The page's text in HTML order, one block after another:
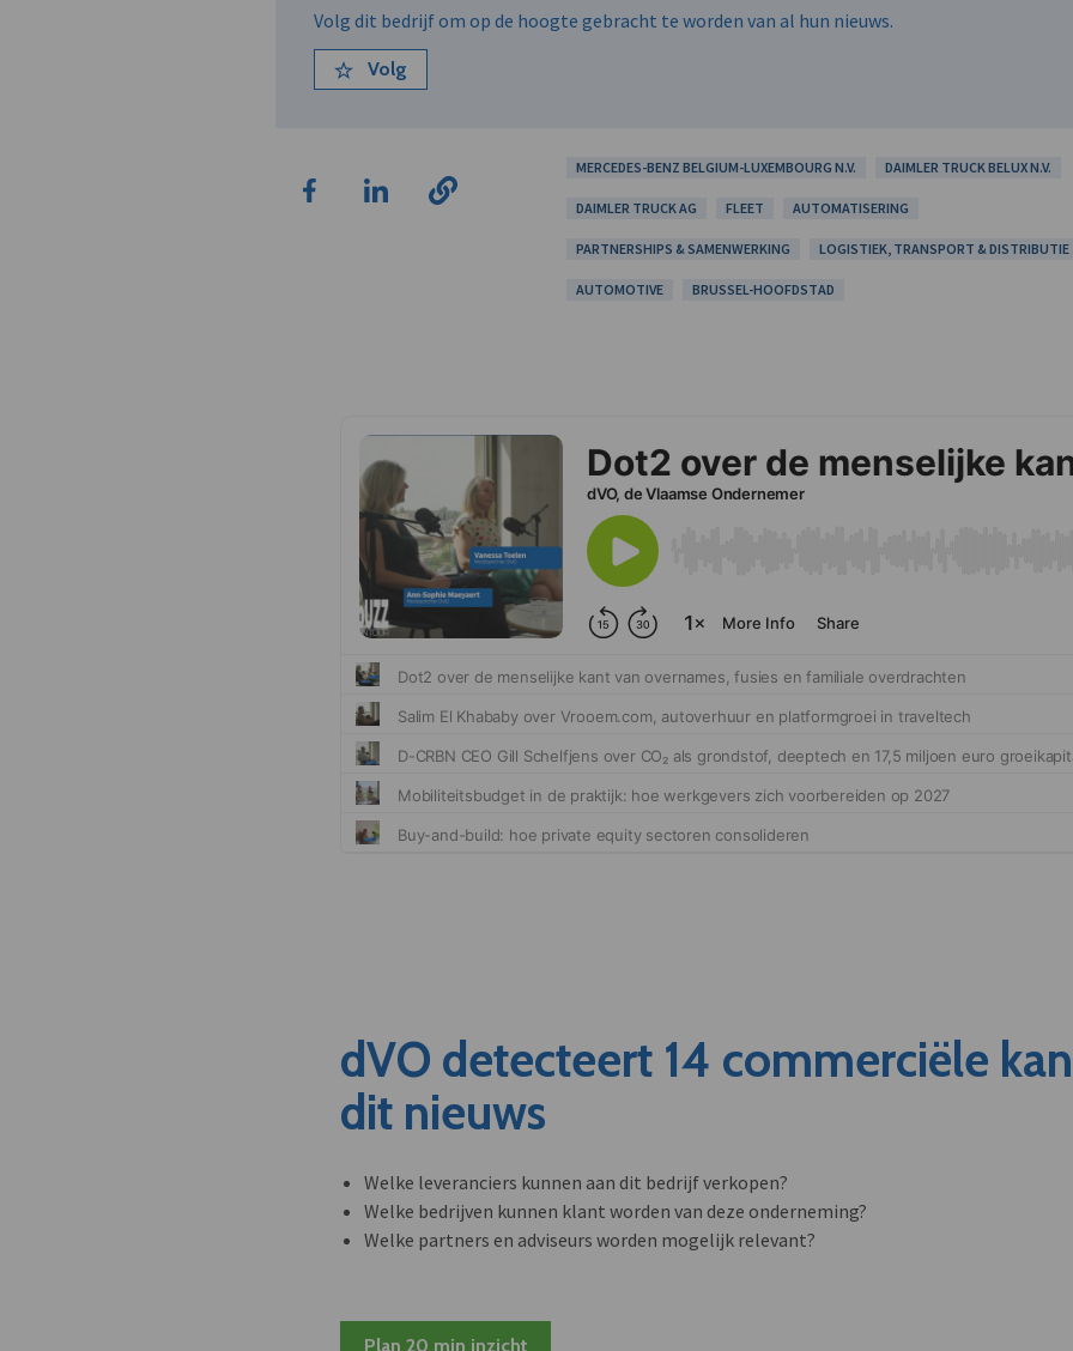
Volg dit bedrijf om op de hoogte gebracht te worden van al hun nieuws.
Volg
MERCEDES-BENZ BELGIUM-LUXEMBOURG N.V. DAIMLER TRUCK BELUX N.V.
DAIMLER TRUCK AG FLEET AUTOMATISERING
PARTNERSHIPS & SAMENWERKING LOGISTIEK, TRANSPORT & DISTRIBUTIE
AUTOMOTIVE BRUSSEL-HOOFDSTAD
dVO detecteert 14 commerciële
dit nieuws
Welke leveranciers kunnen aan dit bedrijf verkopen?
Welke bedrijven kunnen klant worden van deze onderneming?
Welke partners en adviseurs worden mogelijk relevant?
Plan 20 min inzicht